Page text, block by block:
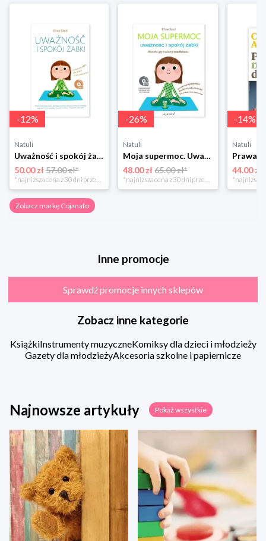
-12%
Natuli
Uważność i spokój żabki Cojanato
50.00 zł57.00 zł*
-26%
Natuli
Moja supermoc. Uważność i spokój żabki. Historie, gry i zabawy mindfulness Cojanato
48.00 zł 65.00 zł*
-14%
Natuli
44.00 zł
Zobacz markę Cojanato
Inne promocje
Sprawdź promocje innych sklepów
Zobacz inne kategorie
KsiążkiInstrumenty muzyczneKomiksy dla dzieci i młodzieży
Gazety dla młodzieżyAkcesoria szkolne i papiernicze
Najnowsze artykuły Pokaż wszystkie